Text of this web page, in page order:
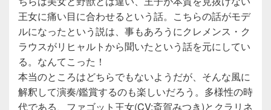
王女に痛い目に合わせるという話。こちらの話がモデ
ルになったという説は、事もあろうにクレメンス・ク
ラウスがリヒャルトから聞いたという話を元にしてい
る。なんてこった！
本当のところはどちらでもないようだが、そんな風に
解釈して演奏/鑑賞するのも楽しいだろう。多様性の時
代である、ファゴット王女(CV:斎賀みつき)とクラリネ